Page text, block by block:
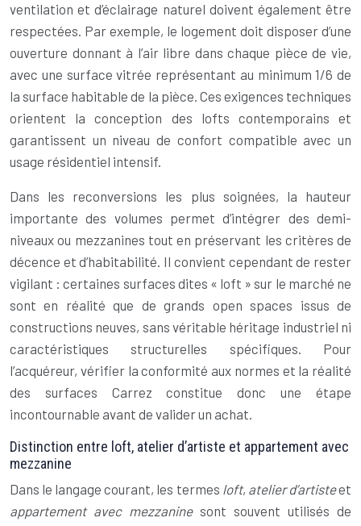
ventilation et d’éclairage naturel doivent également être
respectées. Par exemple, le logement doit disposer d’une
ouverture donnant à l’air libre dans chaque pièce de vie,
avec une surface vitrée représentant au minimum 1/6 de
la surface habitable de la pièce. Ces exigences techniques
orientent la conception des lofts contemporains et
garantissent un niveau de confort compatible avec un
usage résidentiel intensif.
Dans les reconversions les plus soignées, la hauteur
importante des volumes permet d’intégrer des demi-
niveaux ou mezzanines tout en préservant les critères de
décence et d’habitabilité. Il convient cependant de rester
vigilant : certaines surfaces dites « loft » sur le marché ne
sont en réalité que de grands open spaces issus de
constructions neuves, sans véritable héritage industriel ni
caractéristiques structurelles spécifiques. Pour
l’acquéreur, vérifier la conformité aux normes et la réalité
des surfaces Carrez constitue donc une étape
incontournable avant de valider un achat.
Distinction entre loft, atelier d’artiste et appartement avec
mezzanine
Dans le langage courant, les termes loft, atelier d’artisteet
appartement avec mezzaninesont souvent utilisés de